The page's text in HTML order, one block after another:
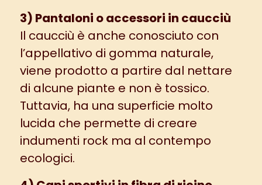
3) Pantaloni o accessori in caucciù
Il caucciù è anche conosciuto con
l’appellativo di gomma naturale,
viene prodotto a partire dal nettare
di alcune piante e non è tossico.
Tuttavia, ha una superficie molto
lucida che permette di creare
indumenti rock ma al contempo
ecologici.